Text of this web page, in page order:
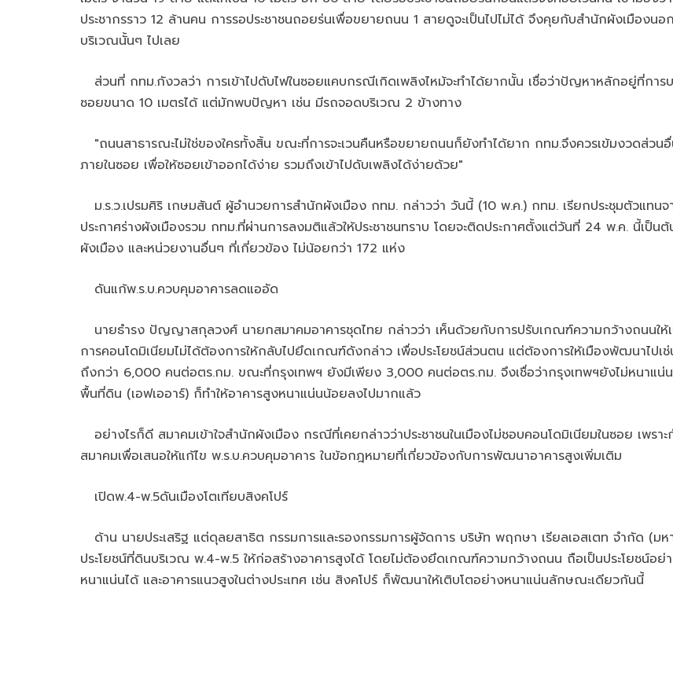
ประชากรราว 12 ล้านคน การรอประชาชนถอยร่นเพื่อขยายถนน 1 สายดูจะเป็นไปไม่ได้ จึงคุยกับสำนักผังเมืองน
บริเวณนั้นๆ ไปเลย
ส่วนที่ กทม.กังวลว่า การเข้าไปดับไฟในซอยแคบกรณีเกิดเพลิงไหม้จะทำได้ยากนั้น เชื่อว่าปัญหาหลักอยู่ที่การ
ซอยขนาด 10 เมตรได้ แต่มักพบปัญหา เช่น มีรถจอดบริเวณ 2 ข้างทาง
"ถนนสาธารณะไม่ใช่ของใครทั้งสิ้น ขณะที่การจะเวนคืนหรือขยายถนนก็ยังทำได้ยาก กทม.จึงควรเข้มงวดส่ว
ภายในซอย เพื่อให้ซอยเข้าออกได้ง่าย รวมถึงเข้าไปดับเพลิงได้ง่ายด้วย"
ม.ร.ว.เปรมศิริ เกษมสันต์ ผู้อำนวยการสำนักผังเมือง กทม. กล่าวว่า วันนี้ (10 พ.ค.) กทม. เรียกประชุมตัวแทน
ประกาศร่างผังเมืองรวม กทม.ที่ผ่านการลงมติแล้วให้ประชาชนทราบ โดยจะติดประกาศตั้งแต่วันที่ 24 พ.ค. นี้เป็น
ผังเมือง และหน่วยงานอื่นๆ ที่เกี่ยวข้อง ไม่น้อยกว่า 172 แห่ง
ดันแก้พ.ร.บ.ควบคุมอาคารลดแออัด
นายธำรง ปัญญาสกุลวงศ์ นายกสมาคมอาคารชุดไทย กล่าวว่า เห็นด้วยกับการปรับเกณฑ์ความกว้างถนนให้
การคอนโดมิเนียมไม่ได้ต้องการให้กลับไปยึดเกณฑ์ดังกล่าว เพื่อประโยชน์ส่วนตน แต่ต้องการให้เมืองพัฒนาไปเช่
ถึงกว่า 6,000 คนต่อตร.กม. ขณะที่กรุงเทพฯ ยังมีเพียง 3,000 คนต่อตร.กม. จึงเชื่อว่ากรุงเทพฯยังไม่หนาแ
พื้นที่ดิน (เอฟเออาร์) ก็ทำให้อาคารสูงหนาแน่นน้อยลงไปมากแล้ว
อย่างไรก็ดี สมาคมเข้าใจสำนักผังเมือง กรณีที่เคยกล่าวว่าประชาชนในเมืองไม่ชอบคอนโดมิเนียมในซอย เพรา
สมาคมเพื่อเสนอให้แก้ไข พ.ร.บ.ควบคุมอาคาร ในข้อกฎหมายที่เกี่ยวข้องกับการพัฒนาอาคารสูงเพิ่มเติม
เปิดพ.4-พ.5ดันเมืองโตเทียบสิงคโปร์
ด้าน นายประเสริฐ แต่ดุลยสาธิต กรรมการและรองกรรมการผู้จัดการ บริษัท พฤกษา เรียลเอสเตท จำกัด (
ประโยชน์ที่ดินบริเวณ พ.4-พ.5 ให้ก่อสร้างอาคารสูงได้ โดยไม่ต้องยึดเกณฑ์ความกว้างถนน ถือเป็นประโยชน์
หนาแน่นได้ และอาคารแนวสูงในต่างประเทศ เช่น สิงคโปร์ ก็พัฒนาให้เติบโตอย่างหนาแน่นลักษณะเดียวกันนี้